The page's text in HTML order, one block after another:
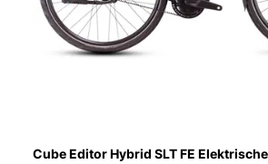
Cube Editor Hybrid SLT FE